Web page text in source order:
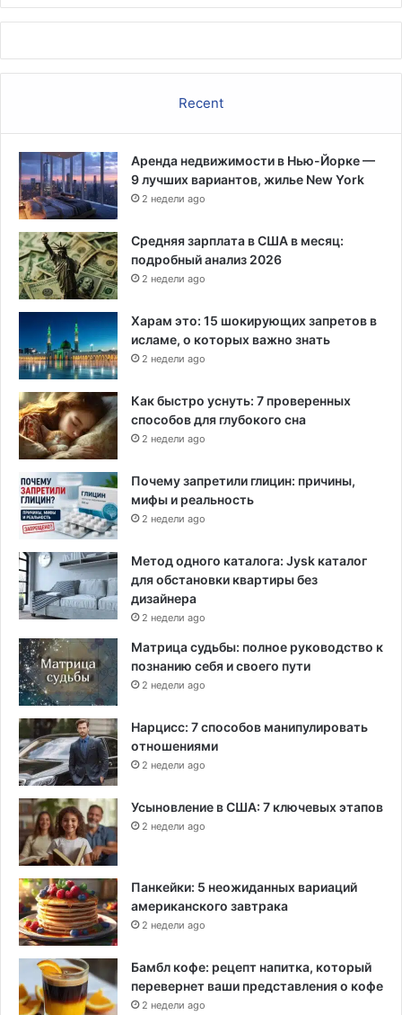
о
а
з
а
т
е
л
ь
с
т
п
и
н
д
и
е
ь
н
о
г
т
р
у
д
а
Recent
Аренда недвижимости в Нью-Йорке —
9 лучших вариантов, жилье New York
2 недели ago
Средняя зарплата в США в месяц:
подробный анализ 2026
2 недели ago
Харам это: 15 шокирующих запретов в
исламе, о которых важно знать
2 недели ago
Как быстро уснуть: 7 проверенных
способов для глубокого сна
2 недели ago
Почему запретили глицин: причины,
мифы и реальность
2 недели ago
Метод одного каталога: Jysk каталог
для обстановки квартиры без
дизайнера
2 недели ago
Матрица судьбы: полное руководство к
познанию себя и своего пути
2 недели ago
Нарцисс: 7 способов манипулировать
отношениями
2 недели ago
Усыновление в США: 7 ключевых этапов
2 недели ago
Панкейки: 5 неожиданных вариаций
американского завтрака
2 недели ago
Бамбл кофе: рецепт напитка, который
перевернет ваши представления о кофе
2 недели ago